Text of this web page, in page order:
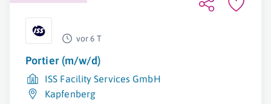
vor 6 T
Portier (m/w/d)
ISS Facility Services GmbH
Kapfenberg